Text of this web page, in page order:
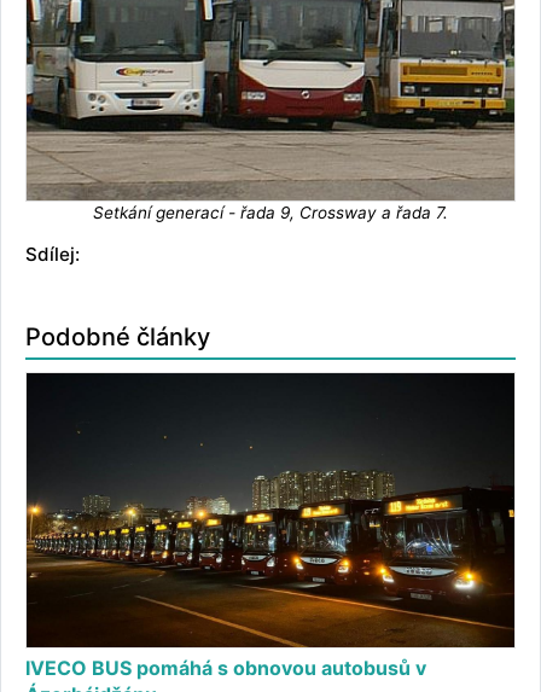
Setkání generací - řada 9, Crossway a řada 7.
Sdílej:
Podobné články
IVECO BUS pomáhá s obnovou autobusů v